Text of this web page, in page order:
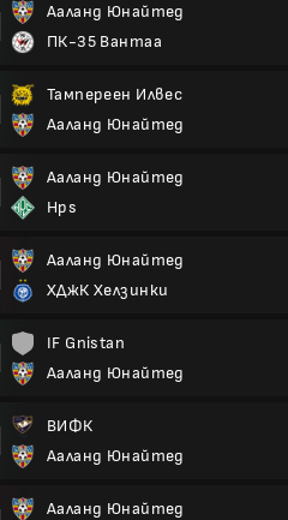
Ааланд Юнайтед
ПК-35 Вантаа
Тампереен Илвес
Ааланд Юнайтед
Ааланд Юнайтед
Hps
Ааланд Юнайтед
ХДжК Хелзинки
IF Gnistan
Ааланд Юнайтед
ВИФК
Ааланд Юнайтед
Ааланд Юнайтед